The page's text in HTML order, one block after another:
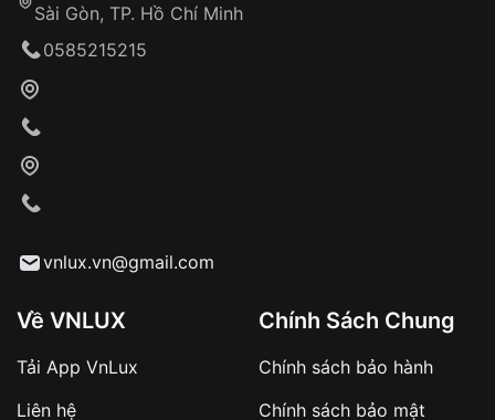
Khách hàng kiểm tra và thanh toán trực tiếp
Từ khóa SEO:
sản phẩm đặc biệt
Sài Gòn, TP. Hồ Chí Minh
0585215215
vnlux.vn@gmail.com
Về VNLUX
Tải App VnLux
Liên hệ
Chính Sách Chung
Chính sách bảo hành
Chính sách bảo mật